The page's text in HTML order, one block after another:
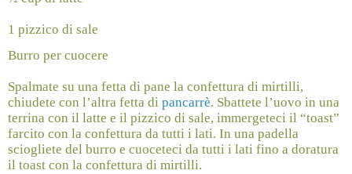
1 pizzico di sale
Burro per cuocere
Spalmate su una fetta di pane la confettura di mirtilli,
chiudete con l’altra fetta di pancarrè. Sbattete l’uovo in una
terrina con il latte e il pizzico di sale, immergeteci il “toast”
farcito con la confettura da tutti i lati. In una padella
sciogliete del burro e cuoceteci da tutti i lati fino a doratura
il toast con la confettura di mirtilli.